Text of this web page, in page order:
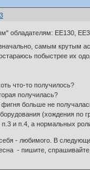
обладателям: ЕЕ130,
самым крутым
побыстрее их
что-то получилось?
получилась?
больше не
(хождения по
и п.4, а нормальных
- любимого. В
- пишите,